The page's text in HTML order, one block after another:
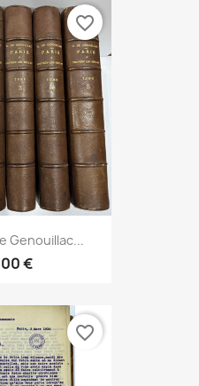
Genouillac...
€
favorite_border
favorite_border